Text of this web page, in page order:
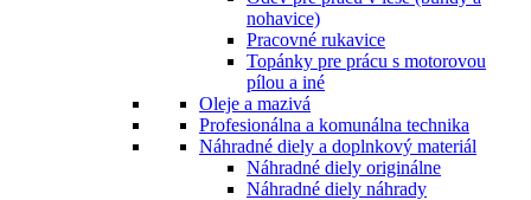
nohavice)
Pracovné rukavice
Topánky pre prácu s motorovou
pílou a iné
Oleje a mazivá
Profesionálna a komunálna technika
Náhradné diely a doplnkový materiál
Náhradné diely originálne
Náhradné diely náhrady